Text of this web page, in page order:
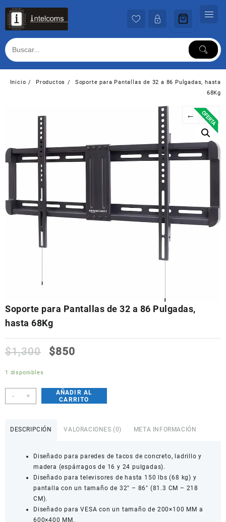
contenido
Inicio Productos
Soporte para Pantallas de 32 a 86 Pulgadas, hasta
68Kg
← →
Soporte para Pantallas de 32 a 86 Pulgadas,
hasta 68Kg
$1,300 $850
1 disponibles
-
Soporte
para
86
Pulgadas,
hasta
68Kg
cantidad
+
AÑADIR AL
CARRITO
DESCRIPCIÓN VALORACIONES (0) META INFORMACIÓN
Diseñado para paredes de tacos de concreto, ladrillo y
madera (espárragos de 16 y 24 pulgadas).
Diseñado para televisores de hasta 150 lbs (68 kg) y
pantalla con un tamaño de 32″ – 86″ (81.3 CM – 218
CM).
Diseñado para VESA con un tamaño de 200×100 MM a
600×400 MM.